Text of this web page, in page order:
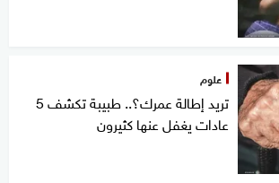
علوم
تريد إطالة عمرك؟.. طبيبة تكشف 5
عادات يغفل عنها كثيرون